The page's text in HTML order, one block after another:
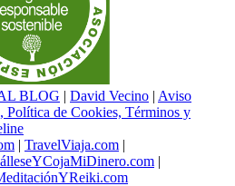
BLOG | David Vecino | Aviso
Política de Cookies, Términos y
| TravelViaja.com |
|